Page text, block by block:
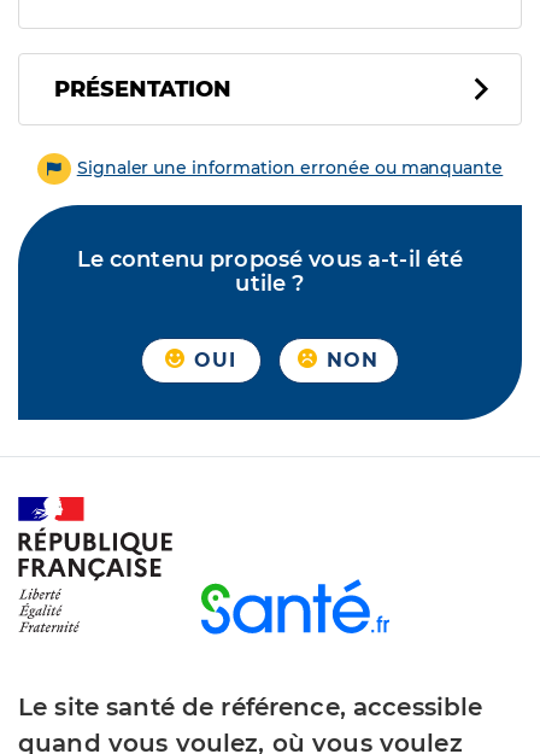
PRÉSENTATION
Signaler une information erronée ou manquante
Le contenu proposé vous a-t-il été
utile ?
OUI NON
Le site santé de référence, accessible
quand vous voulez, où vous voulez